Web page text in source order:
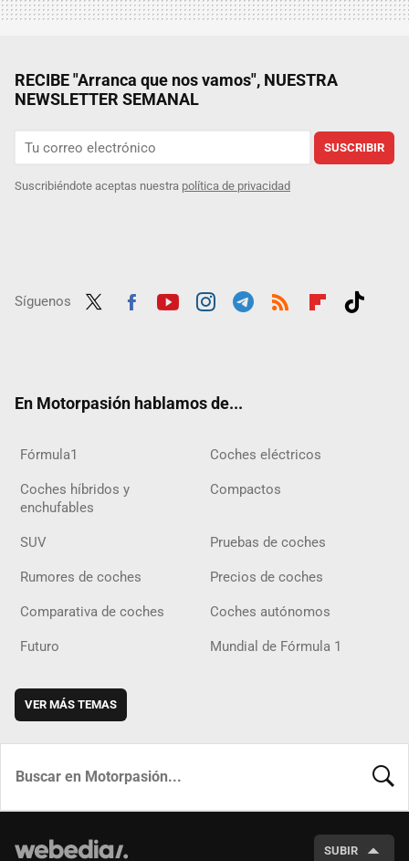
RECIBE "Arranca que nos vamos", NUESTRA
NEWSLETTER SEMANAL
SUSCRIBIR
Suscribiéndote aceptas nuestra política de privacidad
Síguenos
En Motorpasión hablamos de...
Fórmula1 Coches eléctricos
Coches híbridos y
enchufables
Compactos
SUV Pruebas de coches
Rumores de coches Precios de coches
Comparativa de coches Coches autónomos
Futuro Mundial de Fórmula 1
VER MÁS TEMAS
SUBIR